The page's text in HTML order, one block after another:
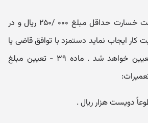
- دستمزد تشخیص علت خسارت حداقل مبلغ ۰۰۰ /۲۵۰ ریال و در
ایجاب نماید دستمزد با توافق قاضی یا
متقاضی با کارشناس تعیین خواهد شد . ماده ۳۹ - تعیین مبلغ